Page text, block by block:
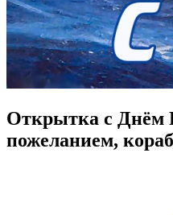
Открытка с Днём
пожеланием,